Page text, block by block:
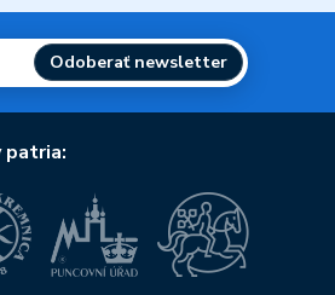
Odoberať newsletter
patria: